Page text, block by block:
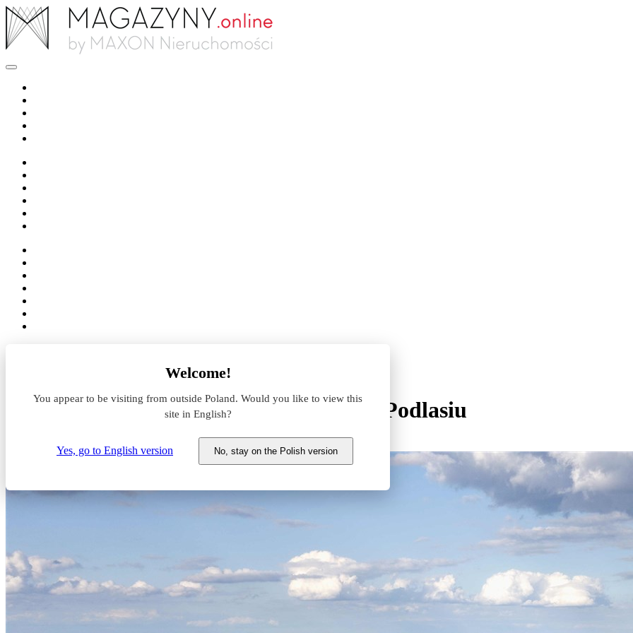
Welcome!
You appear to be visiting from outside Poland. Would you like to view this
site in English?
Yes, go to English version No, stay on the Polish version
Accolade wzmacnia swoją obecność na Podlasiu
Accolade wzmacnia swoją obecność na Podlasiu
1 sierpnia 2023